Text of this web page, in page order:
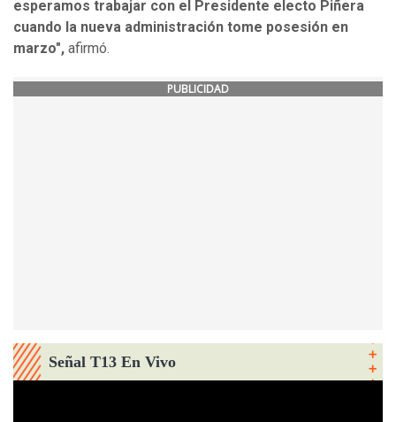
esperamos trabajar con el Presidente electo Piñera
cuando la nueva administración tome posesión en
marzo", afirmó.
PUBLICIDAD
Señal T13 En Vivo